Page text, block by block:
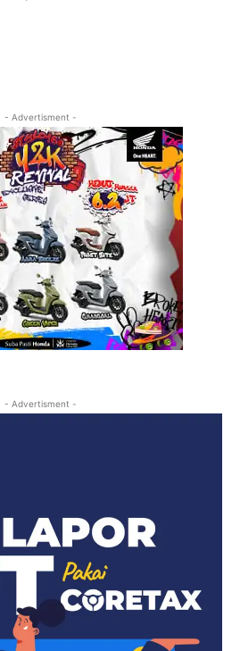
- Advertisment -
- Advertisment -